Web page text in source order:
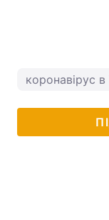
коронавірус в